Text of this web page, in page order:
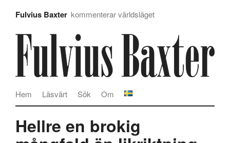
Fulvius Baxter kommenterar världsläget
Om
Sök
Läsvärt
Hem
Hellre en brokig